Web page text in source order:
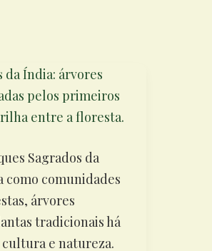
Sagrados da
como comunidades
árvores
tradicionais há
e natureza.